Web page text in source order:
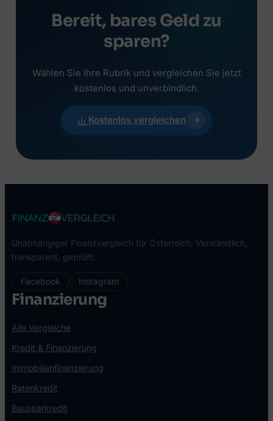
Bereit, bares Geld zu
sparen?
Wählen Sie Ihre Rubrik und vergleichen Sie jetzt
kostenlos und unverbindlich.
Kostenlos vergleichen
Unabhängiger Finanzvergleich für Österreich. Verständlich,
transparent, geprüft.
Facebook Instagram
Finanzierung
Alle Vergleiche
Kredit & Finanzierung
Immobilienfinanzierung
Ratenkredit
Bausparkredit